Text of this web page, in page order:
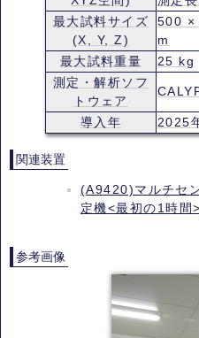
最大試料サイズ
(X, Y, Z)
500 ×
m
最大試料重量
25 kg
測定・解析ソフ
トウェア
導入年 2025
関連装置
(A9420)マルチセ
定機<最初の1時間>
参考画像